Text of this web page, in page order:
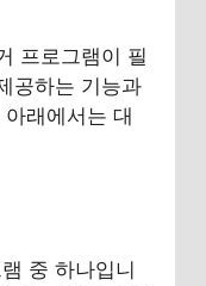
프로그램이 필
공하는 기능과
래에서는 대
중 하나입니